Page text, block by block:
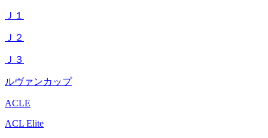
Ｊ１
Ｊ２
Ｊ３
ルヴァンカップ
ACLE
ACL Elite